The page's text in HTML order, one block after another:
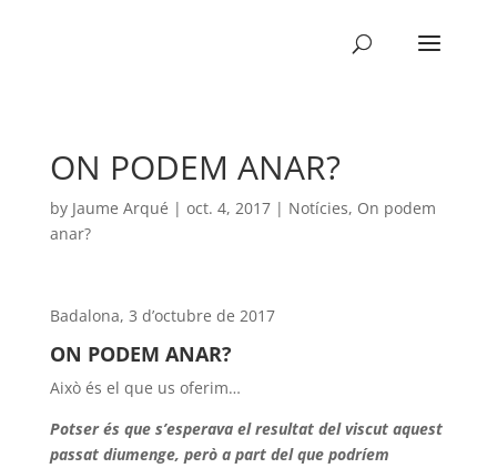
ON PODEM ANAR?
by Jaume Arqué | oct. 4, 2017| Notícies, On podem
anar?
Badalona, 3 d’octubre de 2017
ON PODEM ANAR?
Això és el que us oferim…
Potser és que s’esperava el resultat del viscut aquest
passat diumenge, però a part del que podríem